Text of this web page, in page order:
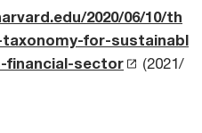
2020/06/10/th
for-sustainabl
financial-sector
(2021/